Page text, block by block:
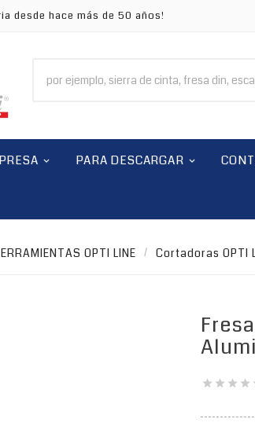
desde hace más de 50 años!
PARA DESCARGAR
OPTI LINE Cortadoras OPTI
   